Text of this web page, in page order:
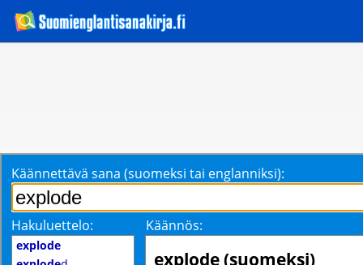
Käännettävä sana (suomeksi tai englanniksi):
Hakuluettelo: Käännös:
explode
explode (suomeksi)